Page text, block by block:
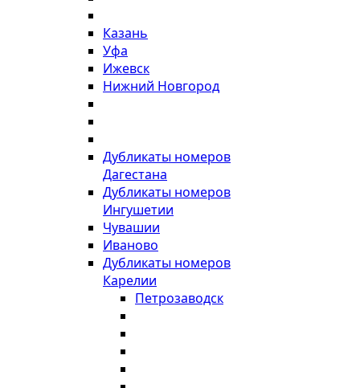
Казань
Уфа
Ижевск
Нижний Новгород
Дубликаты номеров
Дагестана
Дубликаты номеров
Ингушетии
Чувашии
Иваново
Дубликаты номеров
Карелии
Петрозаводск